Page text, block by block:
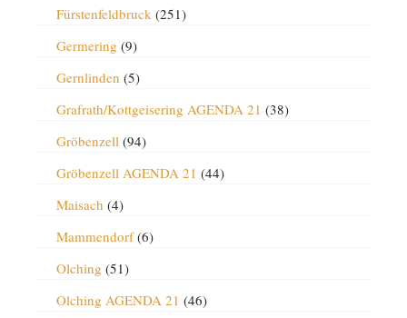
Fürstenfeldbruck(251)
Germering (9)
Gernlinden (5)
Grafrath/Kottgeisering AGENDA 21 (38)
Gröbenzell(94)
Gröbenzell AGENDA 21 (44)
Maisach (4)
Mammendorf(6)
Olching (51)
Olching AGENDA 21 (46)